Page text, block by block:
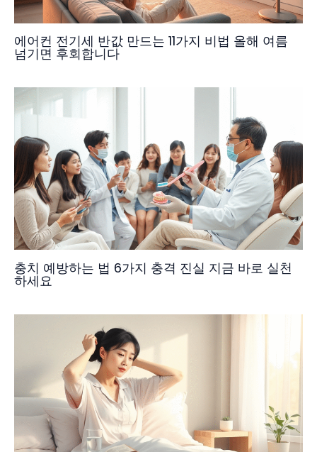
에어컨 전기세 반값 만드는 11가지 비법 올해 여름
넘기면 후회합니다
충치 예방하는 법 6가지 충격 진실 지금 바로 실천
하세요